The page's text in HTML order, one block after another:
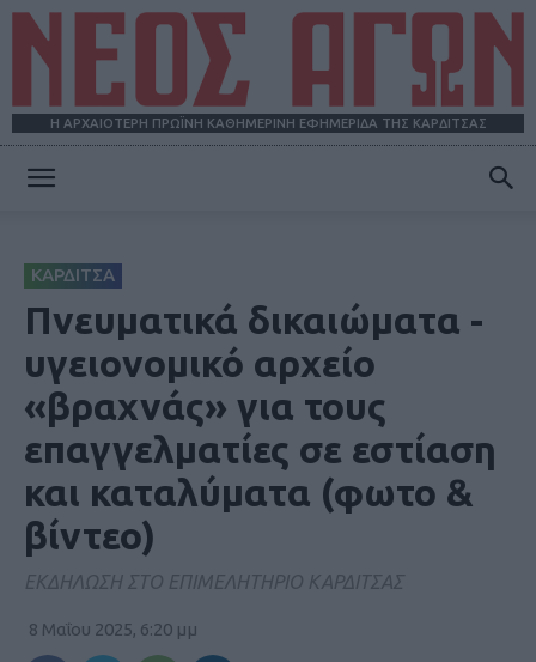
Η ΑΡΧΑΙΟΤΕΡΗ ΠΡΩΪΝΗ ΚΑΘΗΜΕΡΙΝΗ ΕΦΗΜΕΡΙΔΑ ΤΗΣ ΚΑΡΔΙΤΣΑΣ
ΚΑΡΔΙΤΣΑ
Πνευματικά δικαιώματα -
υγειονομικό αρχείο
«βραχνάς» για τους
επαγγελματίες σε εστίαση
και καταλύματα (φωτο &
βίντεο)
EKΔΗΛΩΣΗ ΣΤΟ ΕΠΙΜΕΛΗΤΗΡΙΟ ΚΑΡΔΙΤΣΑΣ
8 Μαΐου 2025, 6:20 μμ